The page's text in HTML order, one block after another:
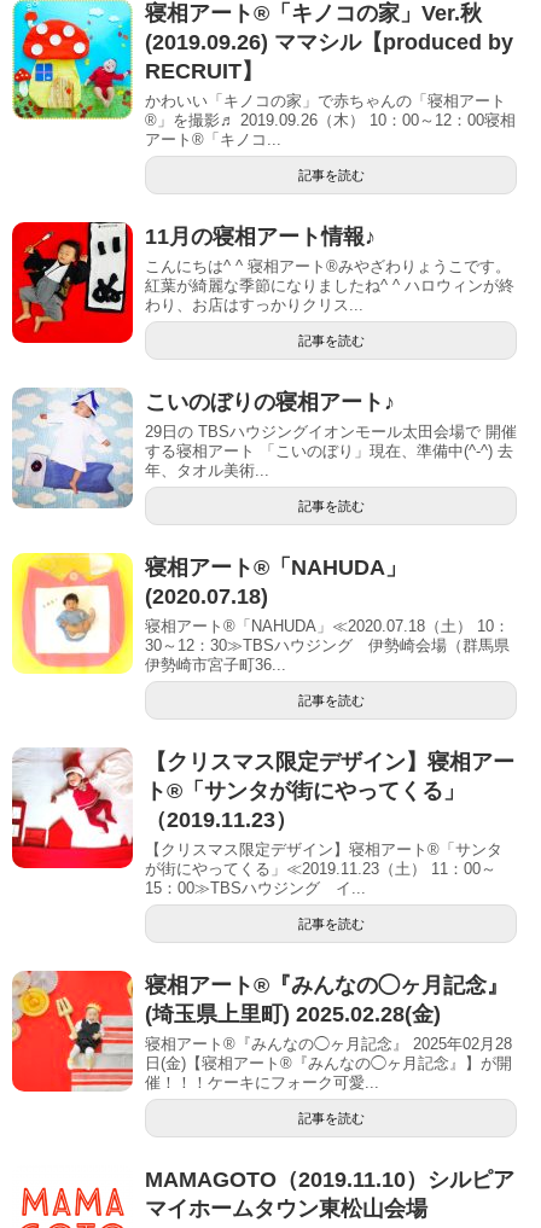
寝相アート®「キノコの家」Ver.秋
(2019.09.26) ママシル【produced by
RECRUIT】
かわいい「キノコの家」で赤ちゃんの「寝相アート
®」を撮影♬ 2019.09.26（木） 10：00～12：00寝相
アート®「キノコ...
記事を読む
11月の寝相アート情報♪
こんにちは^ ^ 寝相アート®︎みやざわりょうこです。
紅葉が綺麗な季節になりましたね^ ^ ハロウィンが終
わり、お店はすっかりクリス...
記事を読む
こいのぼりの寝相アート♪
29日の TBSハウジングイオンモール太田会場で 開催
する寝相アート 「こいのぼり」現在、準備中(^-^) 去
年、タオル美術...
記事を読む
寝相アート®「NAHUDA」
(2020.07.18)
寝相アート®「NAHUDA」≪2020.07.18（土） 10：
30～12：30≫TBSハウジング 伊勢崎会場（群馬県
伊勢崎市宮子町36...
記事を読む
【クリスマス限定デザイン】寝相アー
ト®「サンタが街にやってくる」
（2019.11.23）
【クリスマス限定デザイン】寝相アート®「サンタ
が街にやってくる」≪2019.11.23（土） 11：00～
15：00≫TBSハウジング イ...
記事を読む
寝相アート®︎『みんなの◯ヶ月記念』
(埼玉県上里町) 2025.02.28(金)
寝相アート®『みんなの◯ヶ月記念』 2025年02月28
日(金)【寝相アート®︎『みんなの◯ヶ月記念』】が開
催！！！ケーキにフォーク可愛...
記事を読む
MAMAGOTO（2019.11.10）シルピア
マイホームタウン東松山会場